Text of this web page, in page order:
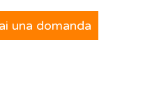
una domanda